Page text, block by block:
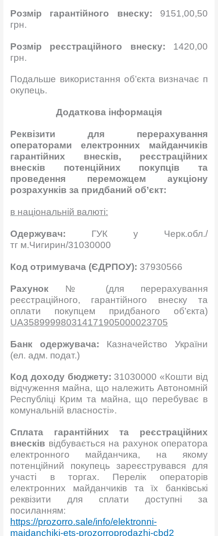
Розмір гарантійного внеску: 9151,00,50
грн.
Розмір реєстраційного внеску: 1420,00
грн.
Подальше використання об’єкта визначає п
окупець.
Додаткова інформація
Реквізити для перерахування
операторами електронних майданчиків
гарантійних внесків, реєстраційних
внесків потенційних покупців та
проведення переможцем аукціону
розрахунків за придбаний об’єкт:
в національній валюті:
Одержувач: ГУК у Черк.обл./
тг м.Чигирин/31030000
Код отримувача (ЄДРПОУ): 37930566
Рахунок № (для перерахування
реєстраційного, гарантійного внеску та
оплати покупцем придбаного об’єкта)
UA358999980314171905000023705
Банк одержувача: Казначейство України
(ел. адм. подат.)
Код доходу бюджету: 31030000 «Кошти від
відчуження майна, що належить Автономній
Республіці Крим та майна, що перебуває в
комунальній власності».
Сплата гарантійних та реєстраційних
внесків відбувається на рахунок оператора
електронного майданчика, на якому
потенційний покупець зареєструвався для
участі в торгах. Перелік операторів
електронних майданчиків та їх банківські
реквізити для сплати доступні за
посиланням:
https://prozorro.sale/info/elektronni-
majdanchiki-ets-prozorroprodazhi-cbd2